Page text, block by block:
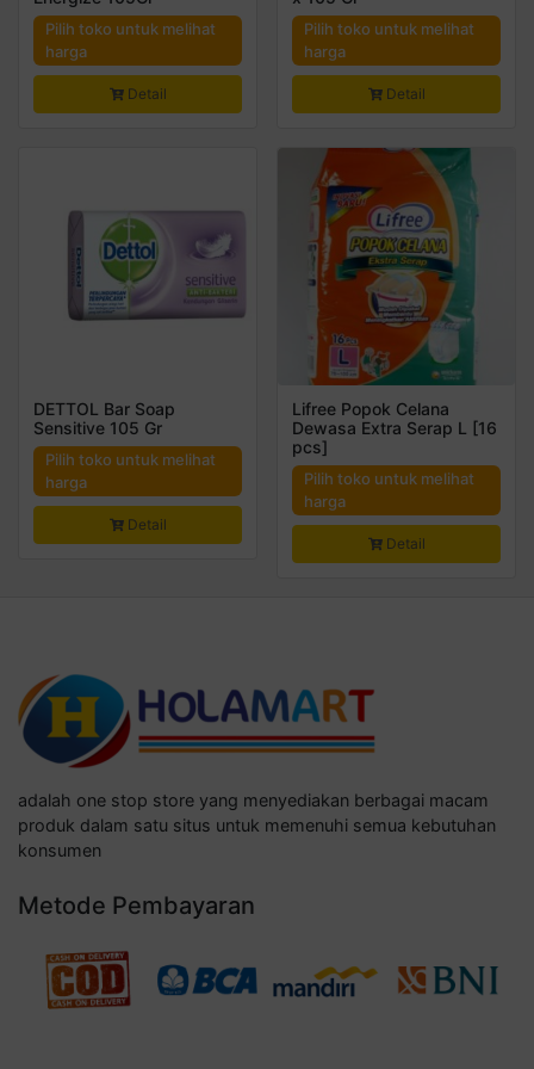
Pilih toko untuk melihat
harga
Detail
Pilih toko untuk melihat
harga
Detail
DETTOL Bar Soap
Sensitive 105 Gr
Pilih toko untuk melihat
harga
Detail
Lifree Popok Celana
Dewasa Extra Serap L [16
pcs]
Pilih toko untuk melihat
harga
Detail
adalah one stop store yang menyediakan berbagai macam
produk dalam satu situs untuk memenuhi semua kebutuhan
konsumen
Metode Pembayaran